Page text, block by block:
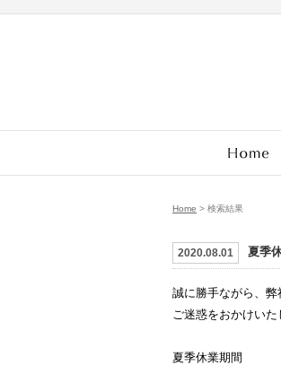
Home > 検索結果
2020.08.01 夏季
誠に勝手ながら、弊
ご迷惑をおかけい
夏季休業期間